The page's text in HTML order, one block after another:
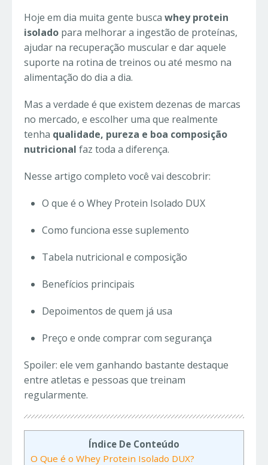
Hoje em dia muita gente busca whey protein
isolado para melhorar a ingestão de proteínas,
ajudar na recuperação muscular e dar aquele
suporte na rotina de treinos ou até mesmo na
alimentação do dia a dia.
Mas a verdade é que existem dezenas de marcas
no mercado, e escolher uma que realmente
tenha qualidade, pureza e boa composição
nutricional faz toda a diferença.
Nesse artigo completo você vai descobrir:
O que é o Whey Protein Isolado DUX
Como funciona esse suplemento
Tabela nutricional e composição
Benefícios principais
Depoimentos de quem já usa
Preço e onde comprar com segurança
Spoiler: ele vem ganhando bastante destaque
entre atletas e pessoas que treinam
regularmente.
Índice De Conteúdo
O Que é o Whey Protein Isolado DUX?